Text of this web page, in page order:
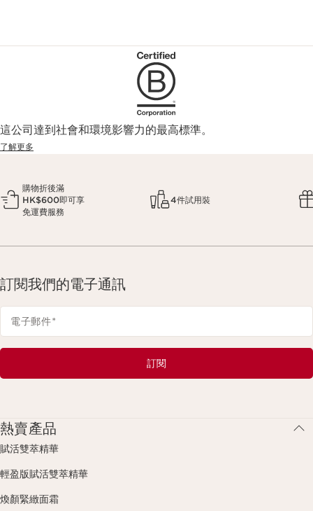
這公司達到社會和環境影響力的最高標準。
了解更多
購物折後滿
HK$600即可享
免運費服務
4件試用裝
訂閱我們的電子通訊
電子郵件*
訂閱
熱賣產品
賦活雙萃精華
輕盈版賦活雙萃精華
煥顏緊緻面霜